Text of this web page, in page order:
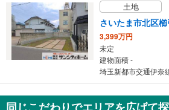
土地
さいたま市北区
3,399万円
未定
建物面積 -
埼玉新都市交通伊奈
同じこだわりでエリアを広げて